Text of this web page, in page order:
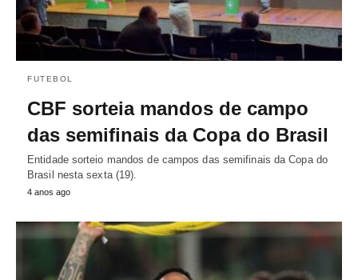
FUTEBOL
CBF sorteia mandos de campo
das semifinais da Copa do Brasil
Entidade sorteio mandos de campos das semifinais da Copa do
Brasil nesta sexta (19).
4 anos ago